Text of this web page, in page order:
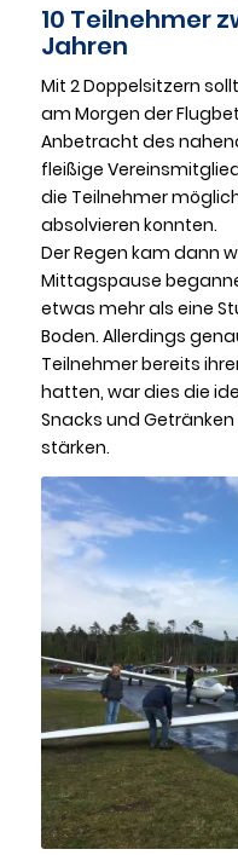
10 Teilnehmer
Jahren
Mit 2 Doppelsitzern
am Morgen der
Anbetracht des
fleißige
die Teilnehmer
absolvieren konnten.
Der Regen kam dann
Mittagspause
etwas mehr als eine
Boden. Allerdings
Teilnehmer bereits
hatten, war dies die
Snacks und
stärken.